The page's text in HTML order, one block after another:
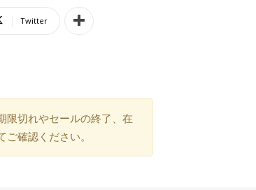
Twitter
限切れやセールの終了、在
確認ください。